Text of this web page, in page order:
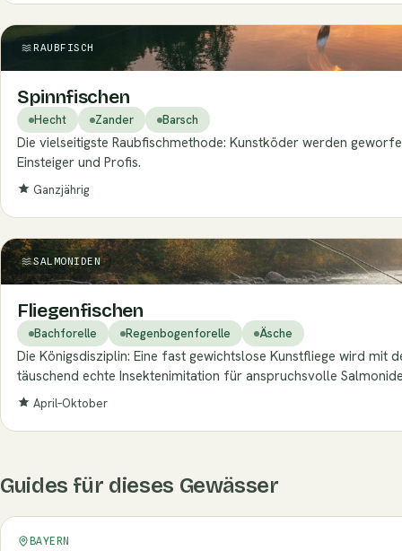
RAUBFISCH
Spinnfischen
Hecht Zander Barsch
Die vielseitigste Raubfischmethode: Kunstköder werden
Einsteiger und Profis.
Ganzjährig
SALMONIDEN
Fliegenfischen
Bachforelle Regenbogenforelle Äsche
Die Königsdisziplin: Eine fast gewichtslose Kunstfliege wird
täuschend echte Insektenimitation für anspruchsvolle
April–Oktober
Guides für dieses Gewässer
BAYERN